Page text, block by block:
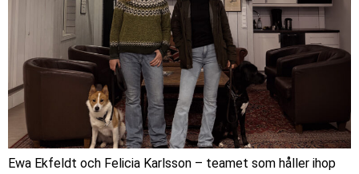
Ewa Ekfeldt och Felicia Karlsson – teamet som håller ihop